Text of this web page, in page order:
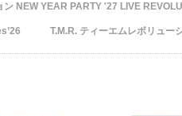
NEW YEAR PARTY '27 LIVE
T.M.R. ティーエムレボリュー